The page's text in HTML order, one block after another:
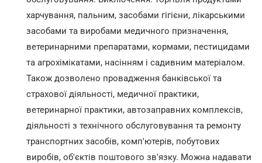
харчування, пальним, засобами гігієни, лікарськими
засобами та виробами медичного призначення,
ветеринарними препаратами, кормами, пестицидами
та агрохімікатами, насінням і садивним матеріалом.
Також дозволено провадження банківської та
страхової діяльності, медичної практики,
ветеринарної практики, автозаправних комплексів,
діяльності з технічного обслуговування та ремонту
транспортних засобів, комп'ютерів, побутових
виробів, об'єктів поштового зв'язку. Можна надавати